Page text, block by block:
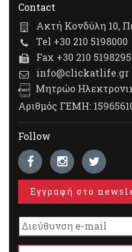
Contact
Ακτή Κονδύλη 10,
Tel +30 210 5198000
Fax +30 210 5198295
info@clickatlife.gr
Μητρώο
Αριθμός ΓΕΜΗ:
Follow
Εγγραφή στο